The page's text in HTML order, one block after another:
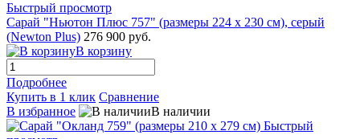
Быстрый просмотр
Сарай "Ньютон Плюс 757" (размеры 224 х 230 см), серый
(Newton Plus) 276 900 руб.
В корзину
Подробнее
Купить в 1 клик Сравнение
В избранное
В наличии
Быстрый